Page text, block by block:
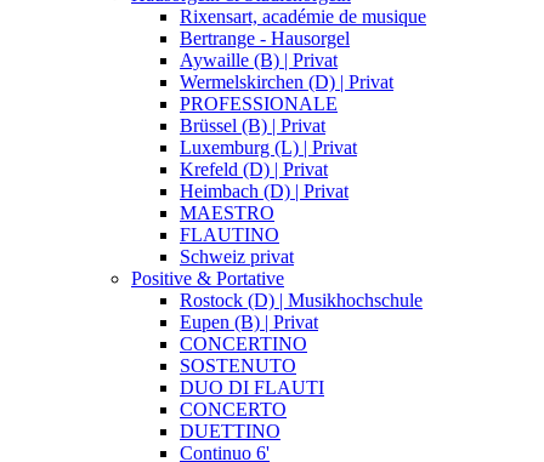
Rixensart, académie de musique
Bertrange - Hausorgel
Aywaille (B) | Privat
Wermelskirchen (D) | Privat
PROFESSIONALE
Brüssel (B) | Privat
Luxemburg (L) | Privat
Krefeld (D) | Privat
Heimbach (D) | Privat
MAESTRO
FLAUTINO
Schweiz privat
Positive & Portative
Rostock (D) | Musikhochschule
Eupen (B) | Privat
CONCERTINO
SOSTENUTO
DUO DI FLAUTI
CONCERTO
DUETTINO
Continuo 6'